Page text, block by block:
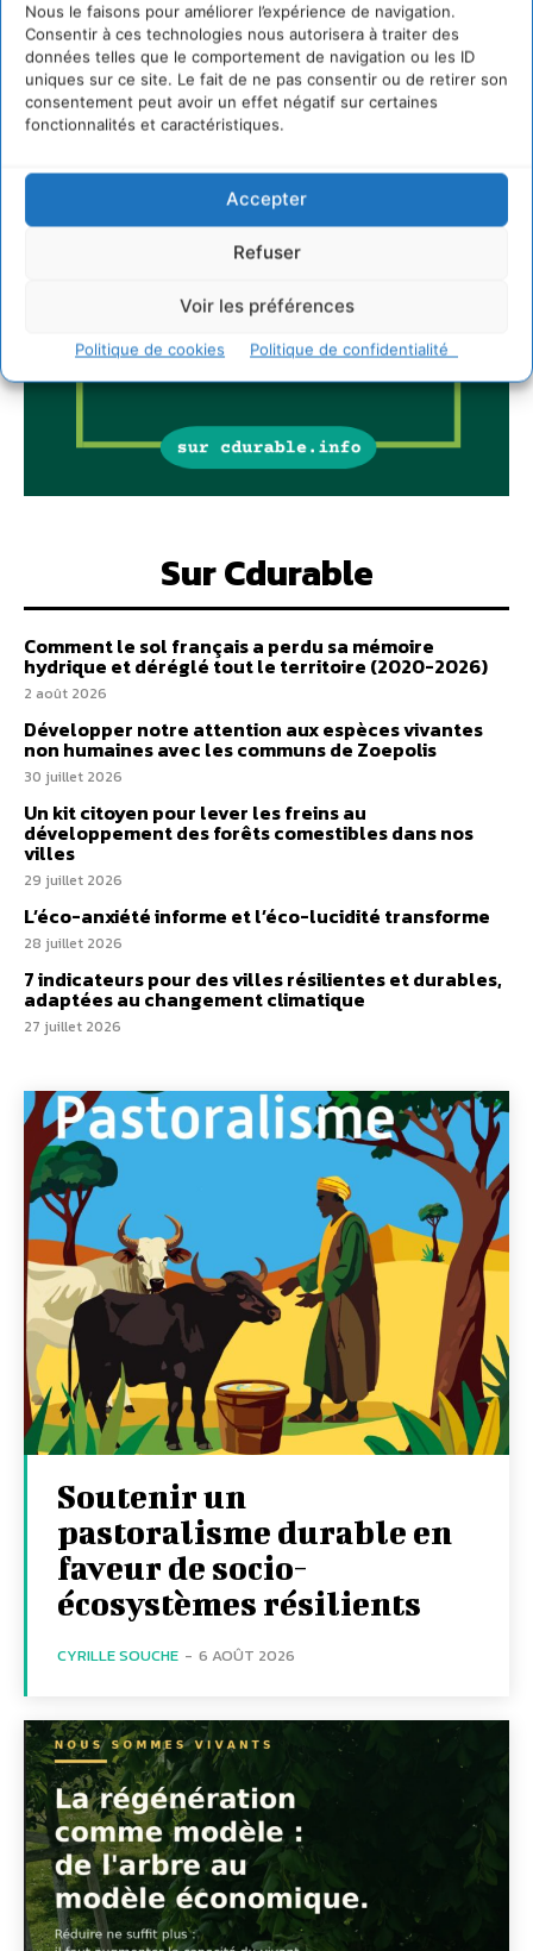
Nous le faisons pour améliorer l’expérience de navigation.
Consentir à ces technologies nous autorisera à traiter des
données telles que le comportement de navigation ou les ID
uniques sur ce site. Le fait de ne pas consentir ou de retirer son
consentement peut avoir un effet négatif sur certaines
fonctionnalités et caractéristiques.
Accepter
Refuser
Voir les préférences
Politique de cookies Politique de confidentialité
Sur Cdurable
Comment le sol français a perdu sa mémoire
hydrique et déréglé tout le territoire (2020-2026)
2 août 2026
Développer notre attention aux espèces vivantes
non humaines avec les communs de Zoepolis
30 juillet 2026
Un kit citoyen pour lever les freins au
développement des forêts comestibles dans nos
villes
29 juillet 2026
L’éco-anxiété informe et l’éco-lucidité transforme
28 juillet 2026
7 indicateurs pour des villes résilientes et durables,
adaptées au changement climatique
27 juillet 2026
Soutenir un
pastoralisme durable en
faveur de socio-
écosystèmes résilients
CYRILLE SOUCHE - 6 AOÛT 2026